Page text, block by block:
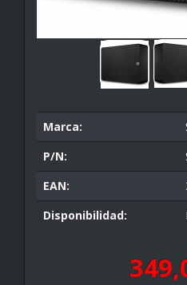
Marca:
P/N:
EAN:
Disponibilidad: